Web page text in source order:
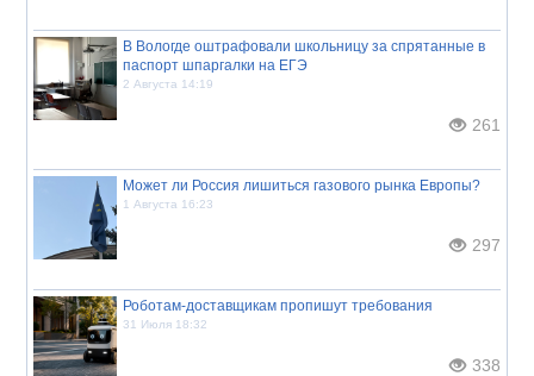
В Вологде оштрафовали школьницу за спрятанные в
паспорт шпаргалки на ЕГЭ
2 Августа 14:19
261
Может ли Россия лишиться газового рынка Европы?
1 Августа 16:23
297
Роботам-доставщикам пропишут требования
31 Июля 18:32
338